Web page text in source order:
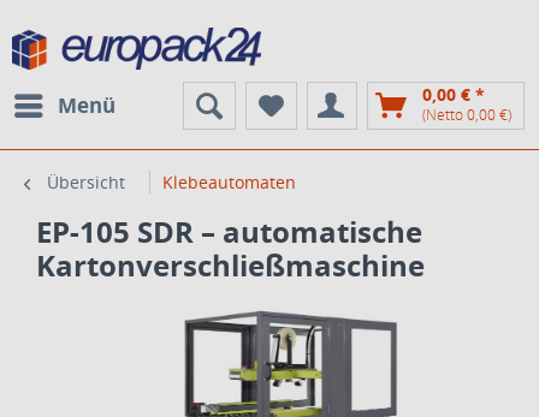
Menü 0,00 € *
(Netto 0,00 €)
Übersicht Klebeautomaten
EP-105 SDR – automatische
Kartonverschließmaschine